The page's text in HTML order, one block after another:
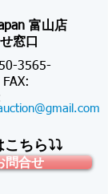
富山店
窓口
3565-
ちら⤵⤵
問合せ